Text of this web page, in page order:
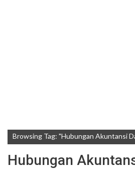
Browsing Tag: "Hubungan Akuntansi
Hubungan